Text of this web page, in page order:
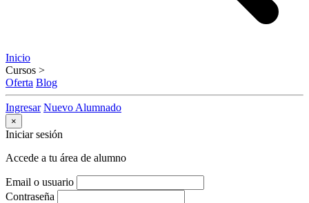
Inicio
Cursos >
Oferta Blog
Ingresar Nuevo Alumnado
×
Iniciar sesión
Accede a tu área de alumno
Email o usuario
Contraseña